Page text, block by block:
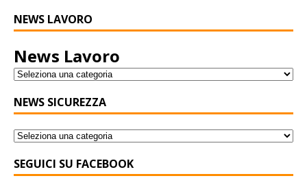
NEWS LAVORO
News Lavoro
NEWS SICUREZZA
SEGUICI SU FACEBOOK